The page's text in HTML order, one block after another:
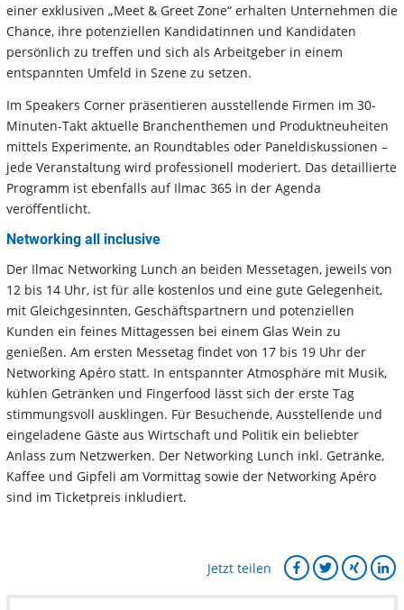
einer exklusiven „Meet & Greet Zone“ erhalten Unternehmen die
Chance, ihre potenziellen Kandidatinnen und Kandidaten
persönlich zu treffen und sich als Arbeitgeber in einem
entspannten Umfeld in Szene zu setzen.
Im Speakers Corner präsentieren ausstellende Firmen im 30-
Minuten-Takt aktuelle Branchenthemen und Produktneuheiten
mittels Experimente, an Roundtables oder Paneldiskussionen –
jede Veranstaltung wird professionell moderiert. Das detaillierte
Programm ist ebenfalls auf Ilmac 365 in der Agenda
veröffentlicht.
Networking all inclusive
Der Ilmac Networking Lunch an beiden Messetagen, jeweils von
12 bis 14 Uhr, ist für alle kostenlos und eine gute Gelegenheit,
mit Gleichgesinnten, Geschäftspartnern und potenziellen
Kunden ein feines Mittagessen bei einem Glas Wein zu
genießen. Am ersten Messetag findet von 17 bis 19 Uhr der
Networking Apéro statt. In entspannter Atmosphäre mit Musik,
kühlen Getränken und Fingerfood lässt sich der erste Tag
stimmungsvoll ausklingen. Für Besuchende, Ausstellende und
eingeladene Gäste aus Wirtschaft und Politik ein beliebter
Anlass zum Netzwerken. Der Networking Lunch inkl. Getränke,
Kaffee und Gipfeli am Vormittag sowie der Networking Apéro
sind im Ticketpreis inkludiert.
Jetzt teilen